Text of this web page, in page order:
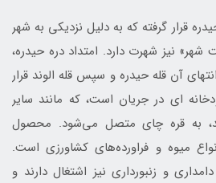
قرار گرفته که به دليل نزديکي به شهر
نيز شهرت دارد. امتداد دره حيدره،
آن قله حيدره و سپس قله الوند قرار
اي در جريان است، که مانند ساير
به قره چاي متصل مي‌شود. محصول
ميوه و فراورده‌هاي کشاورزي است.
و زنبورداري نيز اشتغال دارند و